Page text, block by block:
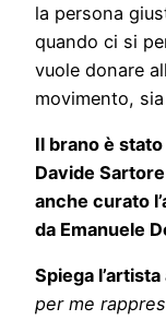
la persona
quando ci si
vuole donare
movimento,
Il brano è
Davide
anche curato
da Emanuele
Spiega
per me